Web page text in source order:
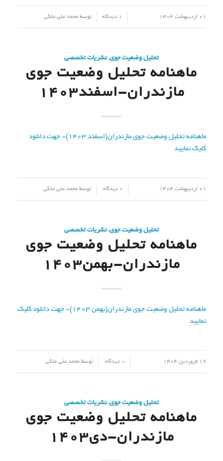
01 اردیبهشت 1404 1 دیدگاه توسط محمد علی ملکی
تحلیل وضعیت جوی,نشریات تخصصی
ماهنامه تحلیل وضعیت جوی
مازندران-اسفند۱۴۰۳
ماهنامه تحلیل وضعیت جوی مازندران(اسفند ۱۴۰۳)- جهت دانلود
کلیک نمایید
01 اردیبهشت 1404 / 0 دیدگاه توسطمحمد علی ملکی
تحلیل وضعیت جوی,نشریات تخصصی
ماهنامه تحلیل وضعیت جوی
مازندران-بهمن۱۴۰۳
ماهنامه تحلیل وضعیت جوی مازندران(بهمن 1403)- جهت دانلود کلیک
نمایید
19 فروردین 1404 0 دیدگاه توسطمحمد علی ملکی
تحلیل وضعیت جوی,نشریات تخصصی
ماهنامه تحلیل وضعیت جوی
مازندران-دی۱۴۰۳